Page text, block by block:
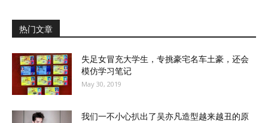
热门文章
失足女冒充大学生，专挑豪宅名车土豪，还会
模仿学习笔记
May 30, 2019
我们一不小心扒出了吴亦凡造型越来越丑的原